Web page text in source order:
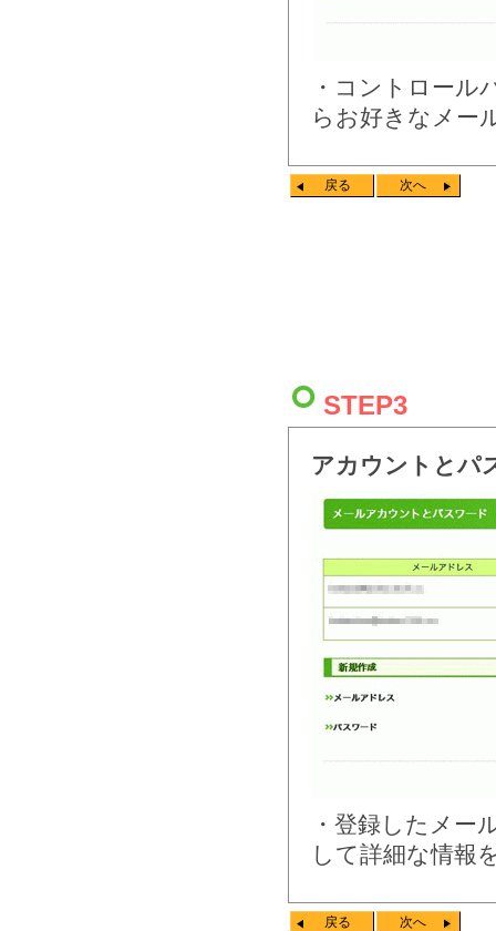
・コントロール
らお好きなメー
戻る 次へ
STEP3
アカウントとパ
・登録したメー
して詳細な情報
戻る 次へ